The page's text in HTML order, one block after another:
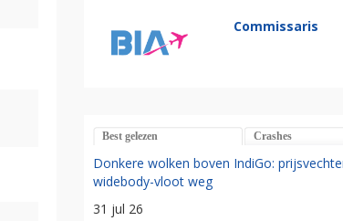
Commissaris
Best gelezen Crashes
Donkere wolken boven IndiGo:
widebody-vloot weg
31 jul 26